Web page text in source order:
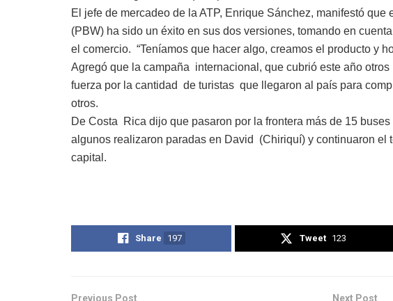
El jefe de mercadeo de la ATP, Enrique Sánchez, manifestó
(PBW) ha sido un éxito en sus dos versiones, tomando en
el comercio. “Teníamos que hacer algo, creamos el producto y
Agregó que la campaña internacional, que cubrió este año
fuerza por la cantidad de turistas que llegaron al país para
otros.
De Costa Rica dijo que pasaron por la frontera más de 15
algunos realizaron paradas en David (Chiriquí) y continuaron el
capital.
Share 197 Tweet 123
Previous Post Next Post